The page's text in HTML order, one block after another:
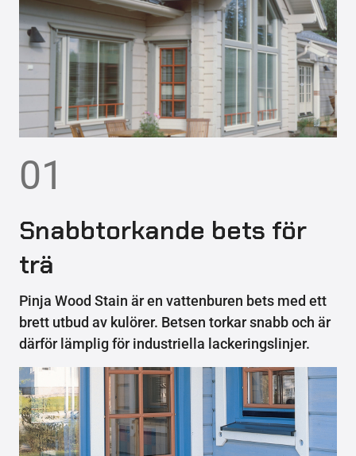
01
Snabbtorkande bets för
trä
Pinja Wood Stain är en vattenburen bets med ett
brett utbud av kulörer. Betsen torkar snabb och är
därför lämplig för industriella lackeringslinjer.